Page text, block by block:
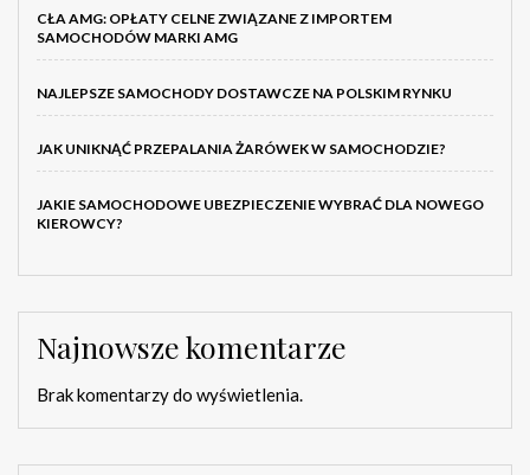
CŁA AMG: OPŁATY CELNE ZWIĄZANE Z IMPORTEM
SAMOCHODÓW MARKI AMG
NAJLEPSZE SAMOCHODY DOSTAWCZE NA POLSKIM RYNKU
JAK UNIKNĄĆ PRZEPALANIA ŻARÓWEK W SAMOCHODZIE?
JAKIE SAMOCHODOWE UBEZPIECZENIE WYBRAĆ DLA NOWEGO
KIEROWCY?
Najnowsze komentarze
Brak komentarzy do wyświetlenia.